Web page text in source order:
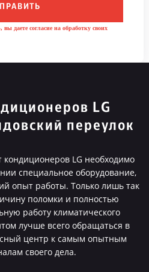
даете согласие на обработку своих
LG
переулок
LG необходимо
специальное оборудование,
опыт работы. Только лишь так
поломки и полностью
работу климатического
лучше всего обращаться в
центр к самым опытным
своего дела.